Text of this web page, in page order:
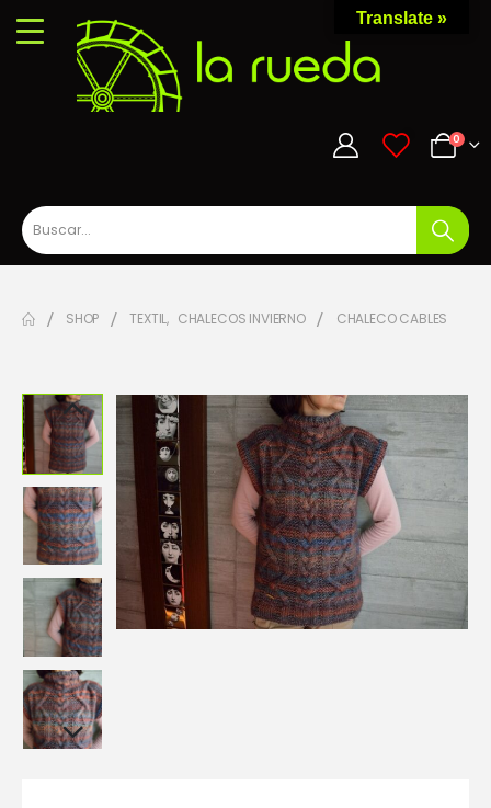
0 0
SHOP TEXTIL, CHALECOS INVIERNO CHALECO CABLES
Translate »